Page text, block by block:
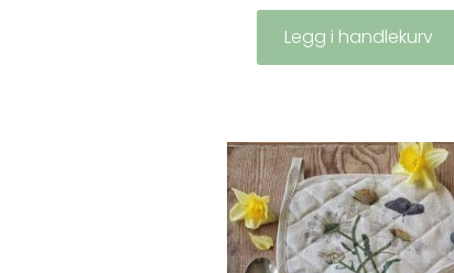
Legg i handlekurv